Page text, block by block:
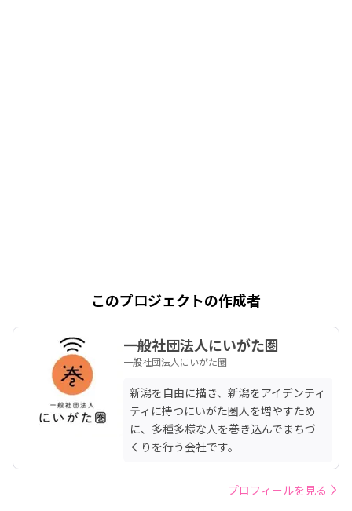
このプロジェクトの作成者
一般社団法人にいがた圏
一般社団法人にいがた圏
新潟を自由に描き、新潟をアイデンティ
ティに持つにいがた圏人を増やすため
に、多種多様な人を巻き込んでまちづ
くりを行う会社です。
プロフィールを見る